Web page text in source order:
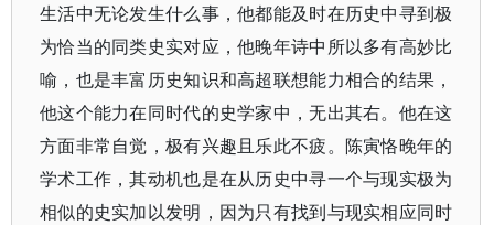
生活中无论发生什么事，他都能及时在历史中寻到极
为恰当的同类史实对应，他晚年诗中所以多有高妙比
喻，也是丰富历史知识和高超联想能力相合的结果，
他这个能力在同时代的史学家中，无出其右。他在这
方面非常自觉，极有兴趣且乐此不疲。陈寅恪晚年的
学术工作，其动机也是在从历史中寻一个与现实极为
相似的史实加以发明，因为只有找到与现实相应同时